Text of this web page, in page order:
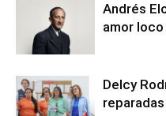
Andrés
amor
Delcy